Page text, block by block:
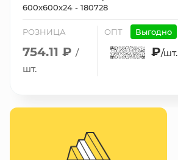
600х600х24 - 180728
РОЗНИЦА
754.11 ₽ /
шт.
ОПТ Выгодно
₽/шт.